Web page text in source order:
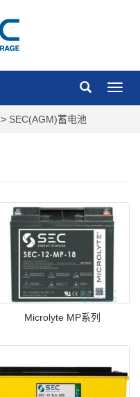
导
> SEC(AGM)蓄电池
Microlyte MP系列